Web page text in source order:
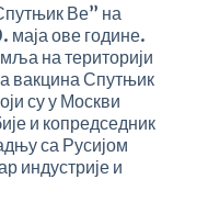
Ве” на
маја ове године.
на територији
вакцина Спутњик
су у Москви
и копредседник
са Русијом
индустрије и